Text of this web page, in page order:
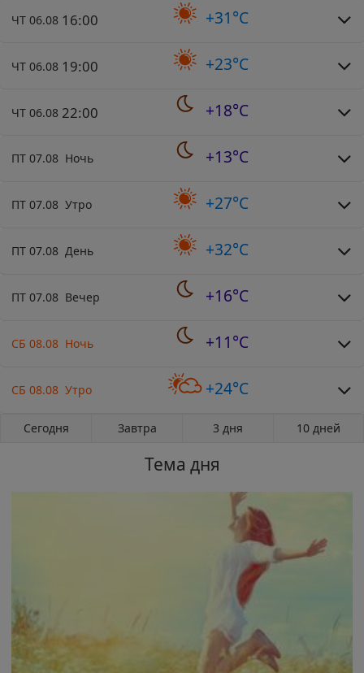
ЧТ 06.08 16:00 +31°C
ЧТ 06.08 19:00 +23°C
ЧТ 06.08 22:00 +18°C
ПТ 07.08 Ночь +13°C
ПТ 07.08 Утро +27°C
ПТ 07.08 День +32°C
ПТ 07.08 Вечер +16°C
СБ 08.08 Ночь +11°C
СБ 08.08 Утро +24°C
Сегодня Завтра 3 дня 10 дней
Тема дня